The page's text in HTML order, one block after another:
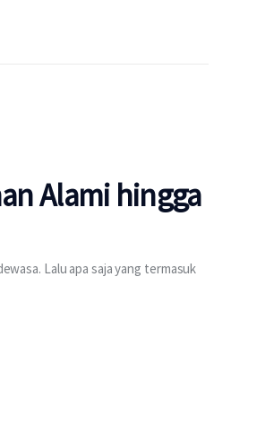
Alami hingga
Lalu apa saja yang termasuk